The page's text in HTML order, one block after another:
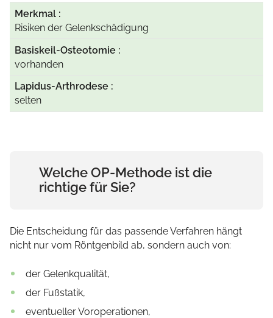
Risiken der Gelenkschädigung
vorhanden
selten
Welche OP-Methode ist die
richtige für Sie?
Die Entscheidung für das passende Verfahren hängt
nicht nur vom Röntgenbild ab, sondern auch von:
der Gelenkqualität,
der Fußstatik,
eventueller Voroperationen,